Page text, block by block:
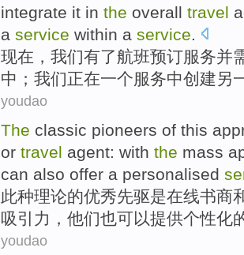
integrate it in the overall travel
a service within a service
现在 ， 我们有了航班预订服务并
中 ；我们正在一个服务中创建另
youdao
The classic pioneers of this
or travel agent: with the mass
can also offer a personalised
此种理论的优秀先驱是在线书商
吸引力 ， 他们也可以提供个性化
youdao